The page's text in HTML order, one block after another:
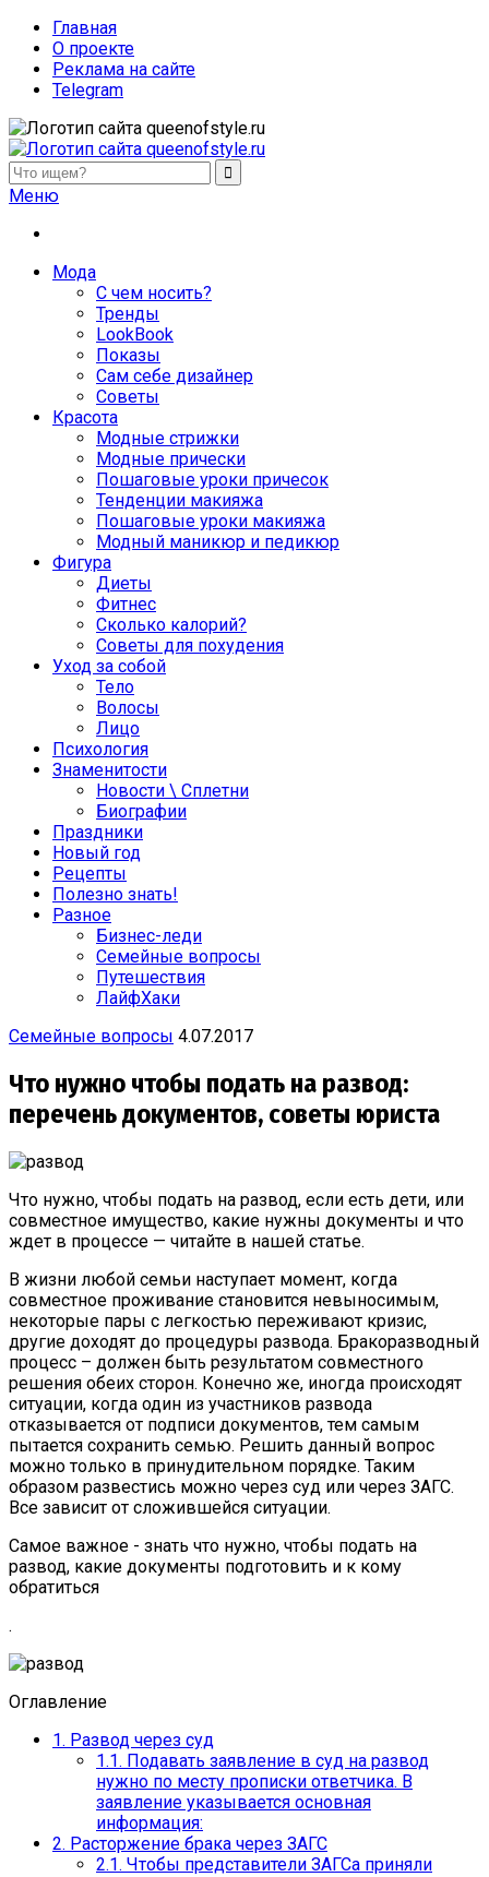
Главная
О проекте
Реклама на сайте
Telegram
queenofstyle.ru
Женский сайт о моде и красоте. Истории преображения и
похудения, отзывы о процедурах и косметике
Меню
Мода
С чем носить?
Тренды
LookBook
Показы
Сам себе дизайнер
Советы
Красота
Модные стрижки
Модные прически
Пошаговые уроки причесок
Тенденции макияжа
Пошаговые уроки макияжа
Модный маникюр и педикюр
Фигура
Диеты
Фитнес
Сколько калорий?
Советы для похудения
Уход за собой
Тело
Волосы
Лицо
Психология
Знаменитости
Новости \ Сплетни
Биографии
Праздники
Новый год
Рецепты
Полезно знать!
Разное
Бизнес-леди
Семейные вопросы
Путешествия
ЛайфХаки
Семейные вопросы 4.07.2017
Что нужно чтобы подать на развод:
перечень документов, советы юриста
Что нужно, чтобы подать на развод, если есть дети, или
совместное имущество, какие нужны документы и что
ждет в процессе — читайте в нашей статье.
В жизни любой семьи наступает момент, когда
совместное проживание становится невыносимым,
некоторые пары с легкостью переживают кризис,
другие доходят до процедуры развода. Бракоразводный
процесс – должен быть результатом совместного
решения обеих сторон. Конечно же, иногда происходят
ситуации, когда один из участников развода
отказывается от подписи документов, тем самым
пытается сохранить семью. Решить данный вопрос
можно только в принудительном порядке. Таким
образом развестись можно через суд или через ЗАГС.
Все зависит от сложившейся ситуации.
Самое важное - знать что нужно, чтобы подать на
развод, какие документы подготовить и к кому
обратиться
.
Оглавление
1. Развод через суд
1.1. Подавать заявление в суд на развод
нужно по месту прописки ответчика. В
заявление указывается основная
информация:
2. Расторжение брака через ЗАГС
2.1. Чтобы представители ЗАГСа приняли